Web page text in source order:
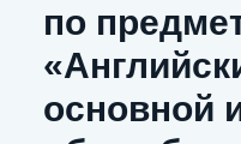
по
основной